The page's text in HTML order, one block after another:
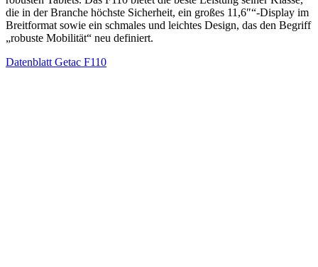
die in der Branche höchste Sicherheit, ein großes 11,6″“-Display im
Breitformat sowie ein schmales und leichtes Design, das den Begriff
„robuste Mobilität“ neu definiert.
Datenblatt Getac F110